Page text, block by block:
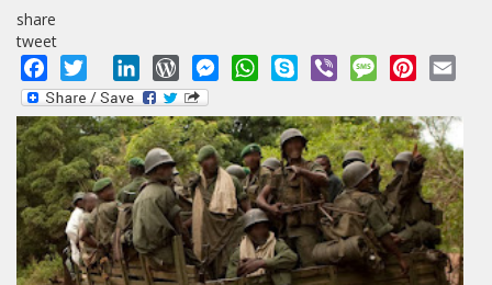
share
tweet
Facebook
Twitter LinkedInWordPressMessengerWhatsApp
Skype Viber MessagePinterest